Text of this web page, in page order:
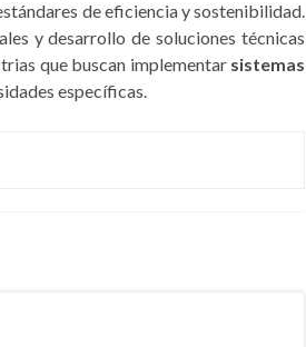
de eficiencia y sostenibilidad.
y desarrollo de soluciones técnicas
que buscan implementar sistemas
específicas.